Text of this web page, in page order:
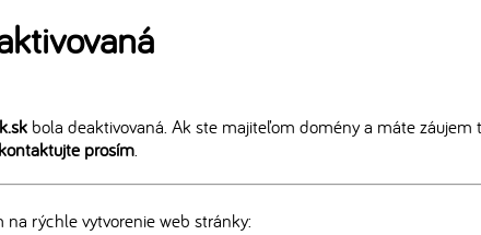
bola deaktivovaná. Ak ste majiteľom domény a máte záujem
prosím
na rýchle vytvorenie web stránky: